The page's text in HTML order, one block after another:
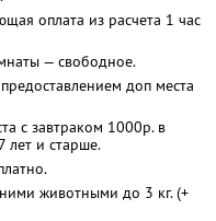
оплата из расчета 1 час
— свободное.
доп места
с завтраком 1000р. в
лет и старше.
животными до 3 кг. (+